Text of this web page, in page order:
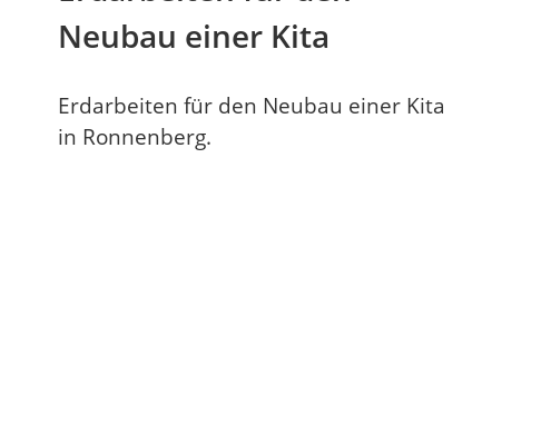
Neubau einer Kita
Erdarbeiten für den Neubau einer Kita
in Ronnenberg.